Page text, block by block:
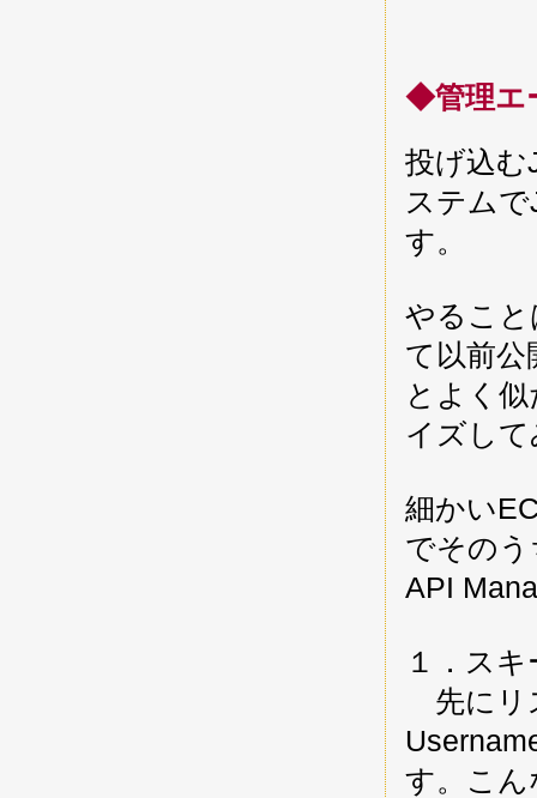
◆管理エ
投げ込
ステム
す。
やるこ
て以前公
とよく
イズし
細かい
でそのう
API
１．ス
先にリ
す。こ